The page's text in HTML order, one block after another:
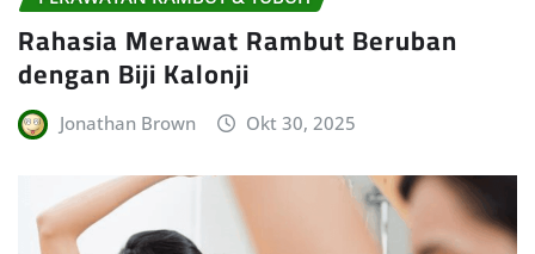
Rahasia Merawat Rambut Beruban
dengan Biji Kalonji
Jonathan Brown Okt 30, 2025